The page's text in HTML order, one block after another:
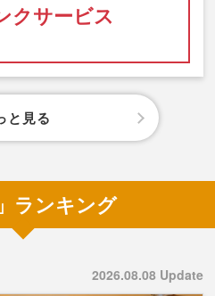
クサービス
と見る
ランキング
2026.08.08 Update